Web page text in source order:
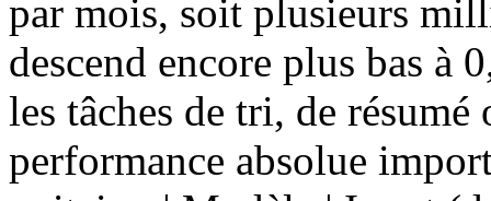
par mois, soit plusieurs
descend encore plus bas
les tâches de tri, de
performance absolue